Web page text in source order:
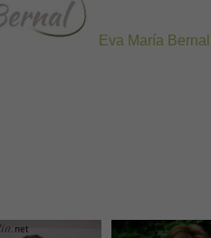
Eva María Bernal